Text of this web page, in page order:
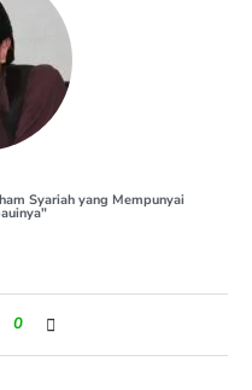
Syariah yang Mempunyai
0